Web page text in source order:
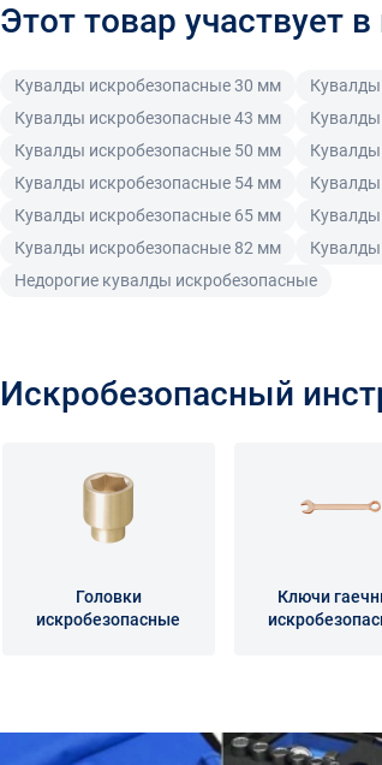
Этот товар участвует
Кувалды искробезопасные 30 мм
Кувалды искробезопасные 43 мм
Кувалды искробезопасные 50 мм
Кувалды искробезопасные 54 мм
Кувалды искробезопасные 65 мм
Кувалды искробезопасные 82 мм
Недорогие кувалды искробезопасные
Искробезопасный
Головки
искробезопасные
Ключи